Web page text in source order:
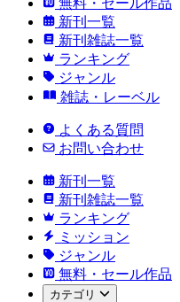
無料・セール作品
新刊一覧
新刊雑誌一覧
ランキング
ジャンル
雑誌・レーベル
よくある質問
お問い合わせ
新刊一覧
新刊雑誌一覧
ランキング
ミッション
ジャンル
無料・セール作品
カテゴリ